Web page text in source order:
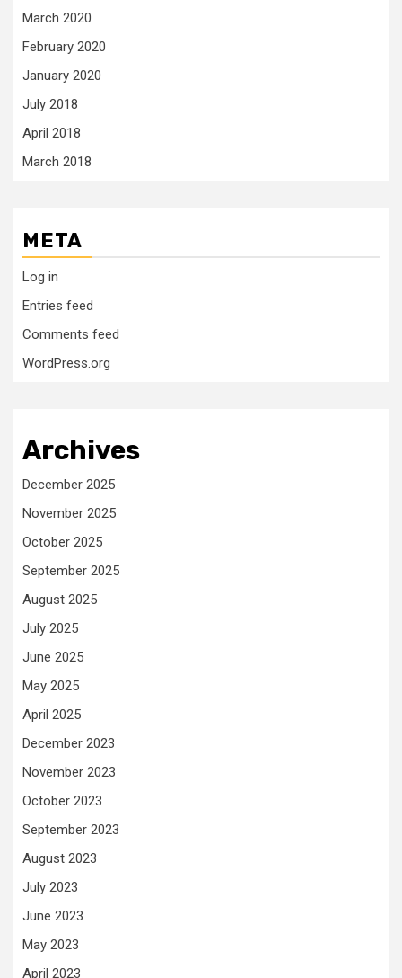
March 2020
February 2020
January 2020
July 2018
April 2018
March 2018
META
Log in
Entries feed
Comments feed
WordPress.org
Archives
December 2025
November 2025
October 2025
September 2025
August 2025
July 2025
June 2025
May 2025
April 2025
December 2023
November 2023
October 2023
September 2023
August 2023
July 2023
June 2023
May 2023
April 2023